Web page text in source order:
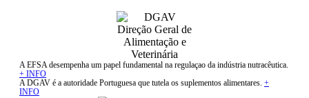
A EFSA desempenha um papel fundamental na regulaçao da indústria nutracêutica.
+ INFO
A DGAV é a autoridade Portuguesa que tutela os suplementos alimentares. +
INFO